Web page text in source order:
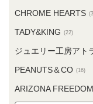
CHROME HEARTS
TADY&KING (22)
ジュエリー工房アト
PEANUTS＆CO (16)
ARIZONA FREEDOM